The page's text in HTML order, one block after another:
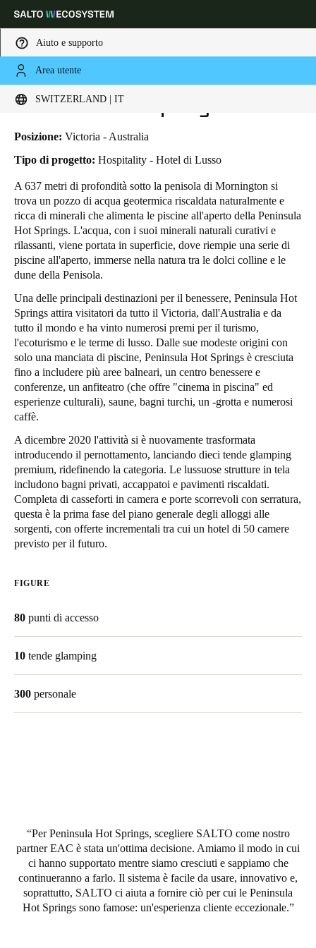
Aiuto e supporto
Area utente
SWITZERLAND | IT
Scegli la tua posizione e le impostazioni della lingua
Global
Germany
Deutsch
Switzerland
DeutschFrançaisItaliano
United Kingdom
English
Ireland
English
France
Français
Netherlands
Nederlands
English
Belgium
Español
Italy
Czech Republic
Čeština
Denmark
HOME INDUSTRIE
PENINSULA HOT SPRINGS
Peninsula Hot Springs
Posizione: Victoria - Australia
Tipo di progetto: Hospitality - Hotel di Lusso
A 637 metri di profondità sotto la penisola di Mornington si
trova un pozzo di acqua geotermica riscaldata naturalmente e
ricca di minerali che alimenta le piscine all'aperto della Peninsula
Hot Springs. L'acqua, con i suoi minerali naturali curativi e
rilassanti, viene portata in superficie, dove riempie una serie di
piscine all'aperto, immerse nella natura tra le dolci colline e le
dune della Penisola.
Una delle principali destinazioni per il benessere, Peninsula Hot
Springs attira visitatori da tutto il Victoria, dall'Australia e da
tutto il mondo e ha vinto numerosi premi per il turismo,
l'ecoturismo e le terme di lusso. Dalle sue modeste origini con
solo una manciata di piscine, Peninsula Hot Springs è cresciuta
fino a includere più aree balneari, un centro benessere e
conferenze, un anfiteatro (che offre "cinema in piscina" ed
esperienze culturali), saune, bagni turchi, un -grotta e numerosi
caffè.
A dicembre 2020 l'attività si è nuovamente trasformata
introducendo il pernottamento, lanciando dieci tende glamping
premium, ridefinendo la categoria. Le lussuose strutture in tela
includono bagni privati, accappatoi e pavimenti riscaldati.
Completa di casseforti in camera e porte scorrevoli con serratura,
questa è la prima fase del piano generale degli alloggi alle
sorgenti, con offerte incrementali tra cui un hotel di 50 camere
previsto per il futuro.
FIGURE
80 punti di accesso
10 tende glamping
300 personale
Per Peninsula Hot Springs, scegliere SALTO come nostro
partner EAC è stata un'ottima decisione. Amiamo il modo in cui
ci hanno supportato mentre siamo cresciuti e sappiamo che
continueranno a farlo. Il sistema è facile da usare, innovativo e,
soprattutto, SALTO ci aiuta a fornire ciò per cui le Peninsula
Hot Springs sono famose: un'esperienza cliente eccezionale.